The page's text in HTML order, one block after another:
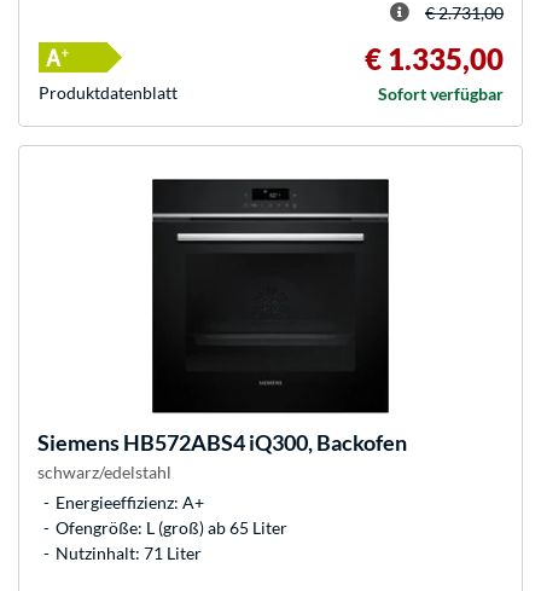
€ 2.731,00
€ 1.335,00
Sofort verfügbar
Produkt­datenblatt
SiemensHB572ABS4 iQ300, Backofen
schwarz/edelstahl
Energieeffizienz: A+
Ofengröße: L (groß) ab 65 Liter
Nutzinhalt: 71 Liter